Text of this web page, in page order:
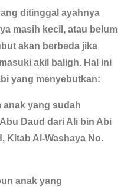
ditinggal ayahnya
masih kecil, atau belum
akan berbeda jika
akil baligh. Hal ini
yang menyebutkan:
anak yang sudah
Daud dari Ali bin Abi
Kitab Al-Washaya No.
anak yang